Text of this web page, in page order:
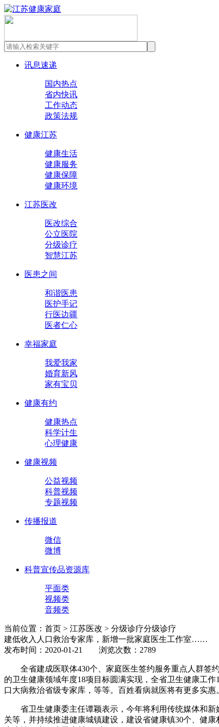
讯息速递
国内热点
省内快讯
工作动态
政策法规
健康江苏
健康生活
健康服务
健康保障
健康环境
江苏医改
医改综合
公立医院
分级诊疗
智慧江苏
医患之间
和谐医患
医护手记
行医边疆
医者仁心
幸福家庭
我爱我家
婚育新风
家有宝贝
健康有约
健康热点
科学计生
心理健康
健康视频
公益视频
科普视频
专题视频
传播报道
微信
微博
科普宣传品资源库
平面类
视频类
音频类
当前位置：首页 > 江苏医改 > 分级诊疗分级诊疗
建低收入人口救治专家库，新增一批家庭医生工作室……
发布时间：2020-01-21 浏览次数：2789
全省建成医联体430个、家庭医生签约服务重点人群
的卫生健康领域年度18项目标圆满实现，全省卫生健康工
口大病救治省级专家库，等等。百姓看病就医将有更多实惠
省卫生健康委主任谭颖表示，今年将利用传统媒体和
关等，并持续推进健康城镇建设，建设省健康镇30个、健